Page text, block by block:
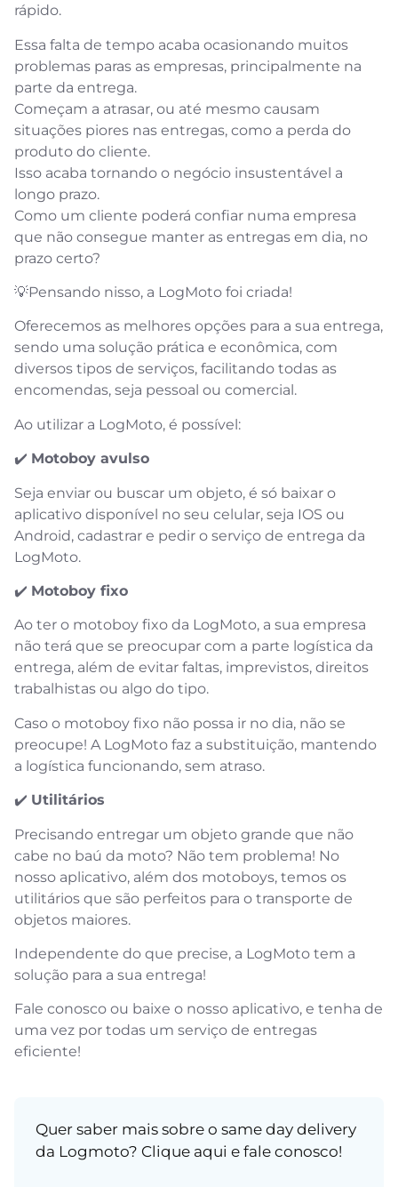
rápido.
Essa falta de tempo acaba ocasionando muitos
problemas paras as empresas, principalmente na
parte da entrega.
Começam a atrasar, ou até mesmo causam
situações piores nas entregas, como a perda do
produto do cliente.
Isso acaba tornando o negócio insustentável a
longo prazo.
Como um cliente poderá confiar numa empresa
que não consegue manter as entregas em dia, no
prazo certo?
💡Pensando nisso, a LogMoto foi criada!
Oferecemos as melhores opções para a sua entrega,
sendo uma solução prática e econômica, com
diversos tipos de serviços, facilitando todas as
encomendas, seja pessoal ou comercial.
Ao utilizar a LogMoto, é possível:
✔️ Motoboy avulso
Seja enviar ou buscar um objeto, é só baixar o
aplicativo disponível no seu celular, seja IOS ou
Android, cadastrar e pedir o serviço de entrega da
LogMoto.
✔️ Motoboy fixo
Ao ter o motoboy fixo da LogMoto, a sua empresa
não terá que se preocupar com a parte logística da
entrega, além de evitar faltas, imprevistos, direitos
trabalhistas ou algo do tipo.
Caso o motoboy fixo não possa ir no dia, não se
preocupe! A LogMoto faz a substituição, mantendo
a logística funcionando, sem atraso.
✔️ Utilitários
Precisando entregar um objeto grande que não
cabe no baú da moto? Não tem problema! No
nosso aplicativo, além dos motoboys, temos os
utilitários que são perfeitos para o transporte de
objetos maiores.
Independente do que precise, a LogMoto tem a
solução para a sua entrega!
Fale conosco ou baixe o nosso aplicativo, e tenha de
uma vez por todas um serviço de entregas
eficiente!
Quer saber mais sobre o same day delivery
da Logmoto? Clique aqui e fale conosco!